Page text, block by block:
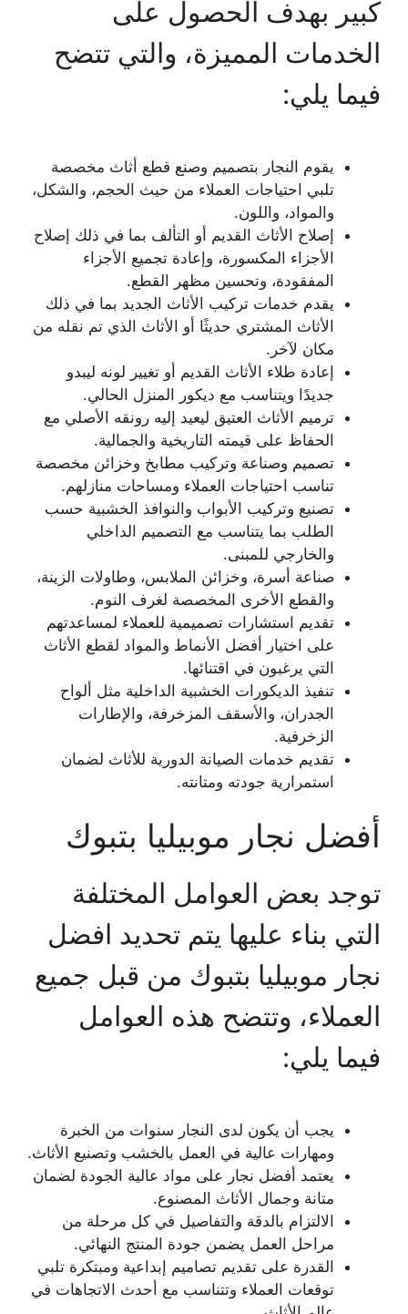
كبير بهدف الحصول على
الخدمات المميزة، والتي تتضح
فيما يلي:
يقوم النجار بتصميم وصنع قطع أثاث مخصصة
تلبي احتياجات العملاء من حيث الحجم، والشكل،
والمواد، واللون.
إصلاح الأثاث القديم أو التألف بما في ذلك إصلاح
الأجزاء المكسورة، وإعادة تجميع الأجزاء
المفقودة، وتحسين مظهر القطع.
يقدم خدمات تركيب الأثاث الجديد بما في ذلك
الأثاث المشتري حديثًا أو الأثاث الذي تم نقله من
مكان لآخر.
إعادة طلاء الأثاث القديم أو تغيير لونه ليبدو
جديدًا ويتناسب مع ديكور المنزل الحالي.
ترميم الأثاث العتيق ليعيد إليه رونقه الأصلي مع
الحفاظ على قيمته التاريخية والجمالية.
تصميم وصناعة وتركيب مطابخ وخزائن مخصصة
تناسب احتياجات العملاء ومساحات منازلهم.
تصنيع وتركيب الأبواب والنوافذ الخشبية حسب
الطلب بما يتناسب مع التصميم الداخلي
والخارجي للمبنى.
صناعة أسرة، وخزائن الملابس، وطاولات الزينة،
والقطع الأخرى المخصصة لغرف النوم.
تقديم استشارات تصميمية للعملاء لمساعدتهم
على اختيار أفضل الأنماط والمواد لقطع الأثاث
التي يرغبون في اقتنائها.
تنفيذ الديكورات الخشبية الداخلية مثل ألواح
الجدران، والأسقف المزخرفة، والإطارات
الزخرفية.
تقديم خدمات الصيانة الدورية للأثاث لضمان
استمرارية جودته ومتانته.
أفضل نجار موبيليا بتبوك
توجد بعض العوامل المختلفة
التي بناء عليها يتم تحديد افضل
نجار موبيليا بتبوك من قبل جميع
العملاء، وتتضح هذه العوامل
فيما يلي:
يجب أن يكون لدى النجار سنوات من الخبرة
ومهارات عالية في العمل بالخشب وتصنيع الأثاث.
يعتمد أفضل نجار على مواد عالية الجودة لضمان
متانة وجمال الأثاث المصنوع.
الالتزام بالدقة والتفاصيل في كل مرحلة من
مراحل العمل يضمن جودة المنتج النهائي.
القدرة على تقديم تصاميم إبداعية ومبتكرة تلبي
توقعات العملاء وتتناسب مع أحدث الاتجاهات في